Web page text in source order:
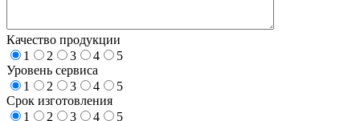
Качество продукции
1
2 3 4
5
Уровень сервиса
1
2 3 4
5
Срок изготовления
1
2 3 4
5